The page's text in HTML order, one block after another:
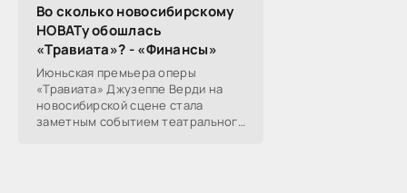
Во сколько новосибирскому
НОВАТу обошлась
«Травиата»? - «Финансы»
Июньская премьера оперы
«Травиата» Джузеппе Верди на
новосибирской сцене стала
заметным событием театрального